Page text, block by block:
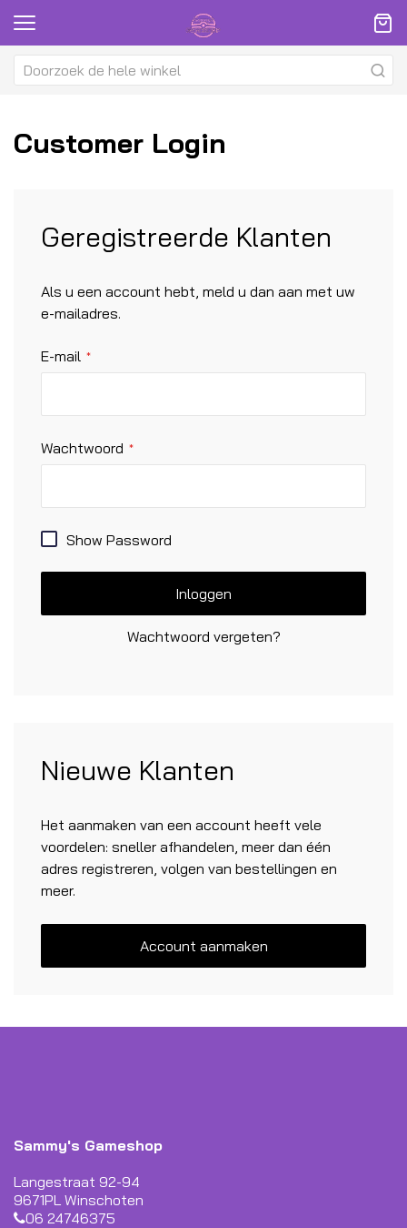
Customer Login
Geregistreerde Klanten
Als u een account hebt, meld u dan aan met uw
e-mailadres.
E-mail
Wachtwoord
Show Password
Inloggen
Wachtwoord vergeten?
Nieuwe Klanten
Het aanmaken van een account heeft vele
voordelen: sneller afhandelen, meer dan één
adres registreren, volgen van bestellingen en
meer.
Account aanmaken
Sammy's Gameshop
Langestraat 92-94
9671PL Winschoten
06 24746375